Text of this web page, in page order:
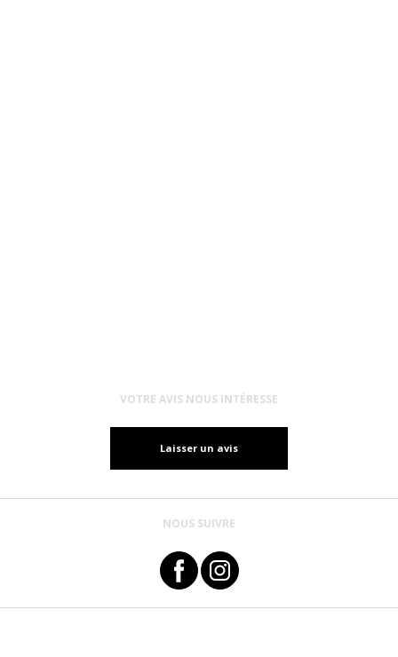
VOTRE AVIS NOUS INTÉRESSE
Laisser un avis
NOUS SUIVRE